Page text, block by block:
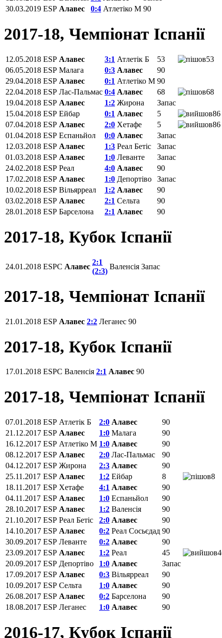
30.03.2019 ESP Алавес 0:4 Атлетіко М 90
2017-18, Чемпiонат Іспанії
12.05.2018 ESP Алавес 3:1 Атлетік Б 53
53
06.05.2018 ESP Малага 0:3 Алавес
90
29.04.2018 ESP Алавес 0:1 Атлетіко М 90
22.04.2018 ESP Лас-Пальмас 0:4 Алавес 68
68
19.04.2018 ESP Алавес 1:2 Жирона
Запас
15.04.2018 ESP Ейбар 0:1 Алавес 5
86
07.04.2018 ESP Алавес 2:0 Хетафе 5
86
01.04.2018 ESP Еспаньйол 0:0 Алавес
Запас
12.03.2018 ESP Алавес 1:3 Реал Бетіс
Запас
01.03.2018 ESP Алавес 1:0 Леванте
Запас
24.02.2018 ESP Реал 4:0 Алавес
90
17.02.2018 ESP Алавес 1:0 Депортіво
Запас
10.02.2018 ESP Вільярреал 1:2 Алавес
90
03.02.2018 ESP Алавес 2:1 Сельта
90
28.01.2018 ESP Барселона 2:1 Алавес 90
2017-18, Кубок Іспанії
24.01.2018 ESPC Алавес
2:1
(2:3)
Валенсія Запас
2017-18, Чемпiонат Іспанії
21.01.2018 ESP Алавес 2:2 Леганес 90
2017-18, Кубок Іспанії
17.01.2018 ESPC Валенсія 2:1 Алавес 90
2017-18, Чемпiонат Іспанії
07.01.2018 ESP Атлетік Б 2:0 Алавес
90
21.12.2017 ESP Алавес 1:0 Малага
90
16.12.2017 ESP Атлетіко М 1:0 Алавес
90
08.12.2017 ESP Алавес 2:0 Лас-Пальмас
90
04.12.2017 ESP Жирона 2:3 Алавес
90
25.11.2017 ESP Алавес 1:2 Ейбар 8
8
18.11.2017 ESP Хетафе 4:1 Алавес
90
04.11.2017 ESP Алавес 1:0 Еспаньйол
90
28.10.2017 ESP Алавес 1:2 Валенсія
90
21.10.2017 ESP Реал Бетіс 2:0 Алавес
90
14.10.2017 ESP Алавес 0:2 Реал Сосьєдад 90
30.09.2017 ESP Леванте 0:2 Алавес
90
23.09.2017 ESP Алавес 1:2 Реал 45
20.09.2017 ESP Депортіво 1:0 Алавес
Запас
17.09.2017 ESP Алавес 0:3 Вільярреал
90
10.09.2017 ESP Сельта 1:0 Алавес
90
26.08.2017 ESP Алавес 0:2 Барселона
90
18.08.2017 ESP Леганес 1:0 Алавес 90
2016-17, Кубок Іспанії